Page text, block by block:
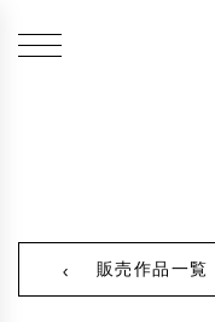
販売作品一覧